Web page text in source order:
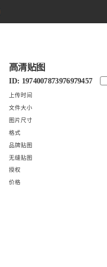
高清贴图
ID: 1974007873976979457
上传时间
文件大小
图片尺寸
格式
品牌贴图
无缝贴图
授权
价格